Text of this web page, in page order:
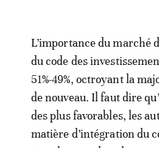
L’importance du marché
du code des
51%-49%, octroyant la
de nouveau. Il faut dire
des plus favorables, les
matière d’intégration du